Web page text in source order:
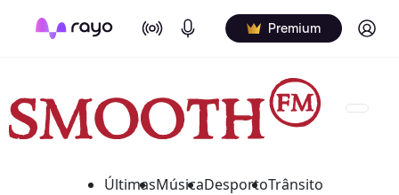
On Air Podcasts Premium Log in
ÚltimasMúsicaDesportoTrânsito